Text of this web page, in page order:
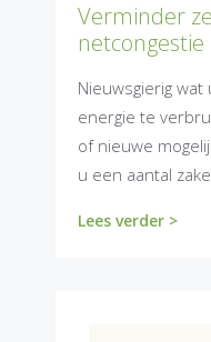
Verminder
netcongestie
Nieuwsgierig
energie te
of nieuwe
u een aantal
Lees verder >